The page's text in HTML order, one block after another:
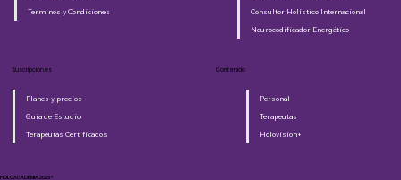
Terminos y Condiciones
Consultor Holístico Internacional
Neurocodificador Energético
Contenido
Personal
Terapeutas
Holovision+
Planes y precios
Guia de Estudio
Terapeutas Certificados
Suscripciónes
HOLOACADEMIA 2025®​